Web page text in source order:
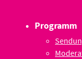
Programm